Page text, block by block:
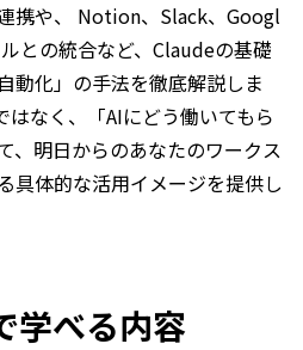
携や、 Notion、Slack、Googl
との統合など、Claudeの基礎
動化」の手法を徹底解説しま
はなく、「AIにどう働いてもら
、明日からのあなたのワークス
具体的な活用イメージを提供し
学べる内容